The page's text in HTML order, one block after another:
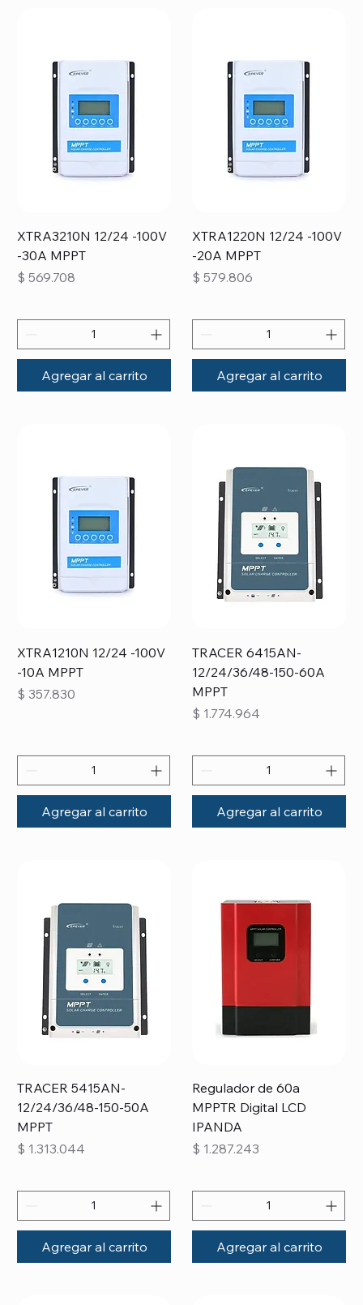
XTRA3210N 12/24 -100V
-30A MPPT
Precio
$ 569.708
Agregar al carrito
XTRA1220N 12/24 -100V
-20A MPPT
Precio
$ 579.806
Agregar al carrito
XTRA1210N 12/24 -100V
-10A MPPT
Precio
$ 357.830
Agregar al carrito
TRACER 6415AN-
12/24/36/48-150-60A
MPPT
Precio
$ 1.774.964
Agregar al carrito
TRACER 5415AN-
12/24/36/48-150-50A
MPPT
Precio
$ 1.313.044
Agregar al carrito
Regulador de 60a
MPPTR Digital LCD
IPANDA
Precio
$ 1.287.243
Agregar al carrito